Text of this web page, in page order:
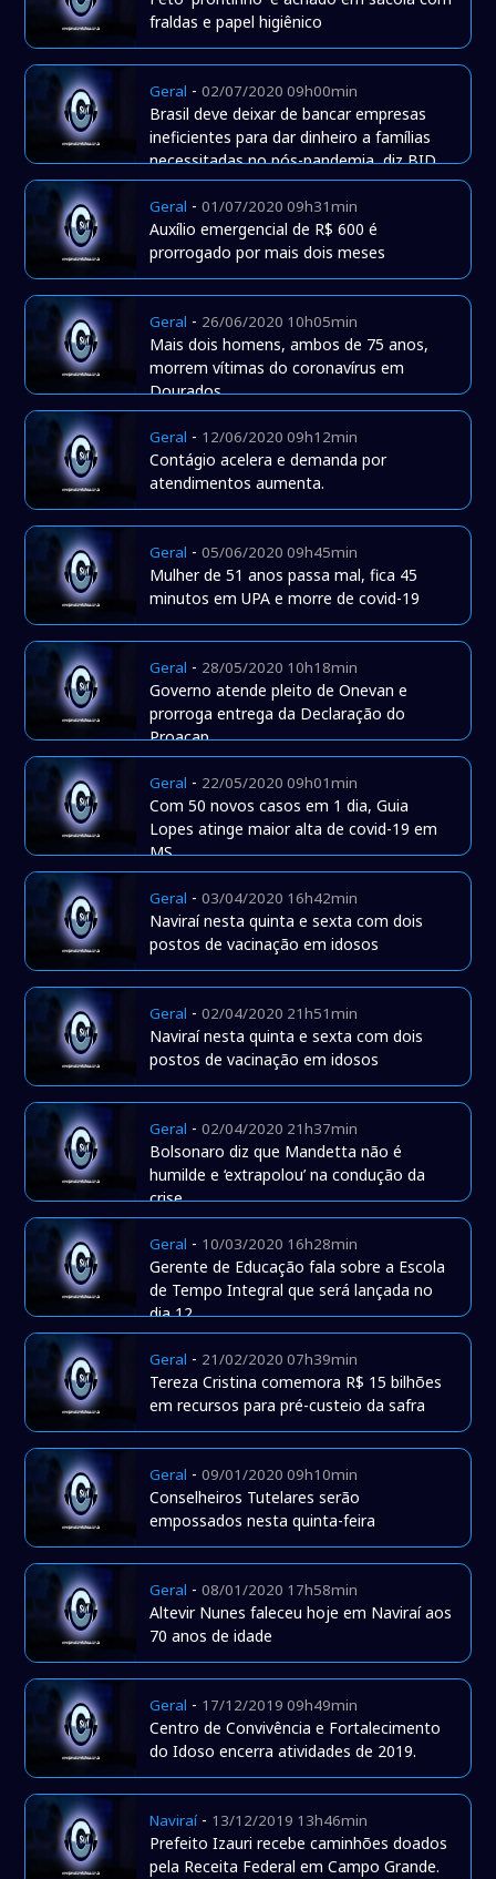
fraldas e papel higiênico
Geral -02/07/2020 09h00min
Brasil deve deixar de bancar empresas
ineficientes para dar dinheiro a famílias
necessitadas no pós-pandemia, diz BID
Geral -01/07/2020 09h31min
Auxílio emergencial de R$ 600 é
prorrogado por mais dois meses
Geral - 26/06/2020 10h05min
Mais dois homens, ambos de 75 anos,
morrem vítimas do coronavírus em
Dourados
Geral - 12/06/2020 09h12min
Contágio acelera e demanda por
atendimentos aumenta.
Geral -05/06/2020 09h45min
Mulher de 51 anos passa mal, fica 45
minutos em UPA e morre de covid-19
Geral - 28/05/2020 10h18min
Governo atende pleito de Onevan e
prorroga entrega da Declaração do
Proacap.
Geral - 22/05/2020 09h01min
Com 50 novos casos em 1 dia, Guia
Lopes atinge maior alta de covid-19 em
MS.
Geral -03/04/2020 16h42min
Naviraí nesta quinta e sexta com dois
postos de vacinação em idosos
Geral -02/04/2020 21h51min
Naviraí nesta quinta e sexta com dois
postos de vacinação em idosos
Geral -02/04/2020 21h37min
Bolsonaro diz que Mandetta não é
humilde e ‘extrapolou’ na condução da
crise
Geral - 10/03/2020 16h28min
Gerente de Educação fala sobre a Escola
de Tempo Integral que será lançada no
dia 12
Geral - 21/02/2020 07h39min
Tereza Cristina comemora R$ 15 bilhões
em recursos para pré-custeio da safra
Geral -09/01/2020 09h10min
Conselheiros Tutelares serão
empossados nesta quinta-feira
Geral -08/01/2020 17h58min
Altevir Nunes faleceu hoje em Naviraí aos
70 anos de idade
Geral - 17/12/2019 09h49min
Centro de Convivência e Fortalecimento
do Idoso encerra atividades de 2019.
Naviraí- 13/12/2019 13h46min
Prefeito Izauri recebe caminhões doados
pela Receita Federal em Campo Grande.